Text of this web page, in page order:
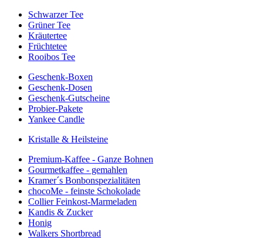
Schwarzer Tee
Grüner Tee
Kräutertee
Früchtetee
Rooibos Tee
Geschenk-Boxen
Geschenk-Dosen
Geschenk-Gutscheine
Probier-Pakete
Yankee Candle
Kristalle & Heilsteine
Premium-Kaffee - Ganze Bohnen
Gourmetkaffee - gemahlen
Kramer´s Bonbonspezialitäten
chocoMe - feinste Schokolade
Collier Feinkost-Marmeladen
Kandis & Zucker
Honig
Walkers Shortbread